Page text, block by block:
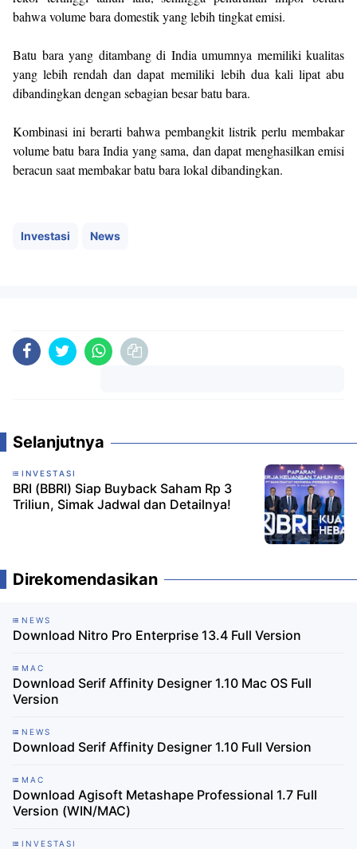
bahwa volume bara domestik yang lebih tingkat emisi.
Batu bara yang ditambang di India umumnya memiliki kualitas
yang lebih rendah dan dapat memiliki lebih dua kali lipat abu
dibandingkan dengan sebagian besar batu bara.
Kombinasi ini berarti bahwa pembangkit listrik perlu membakar
volume batu bara India yang sama, dan dapat menghasilkan emisi
beracun saat membakar batu bara lokal dibandingkan.
Investasi News
Selanjutnya
INVESTASI
BRI (BBRI) Siap Buyback Saham Rp 3
Triliun, Simak Jadwal dan Detailnya!
Direkomendasikan
NEWS
Download Nitro Pro Enterprise 13.4 Full Version
MAC
Download Serif Affinity Designer 1.10 Mac OS Full
Version
NEWS
Download Serif Affinity Designer 1.10 Full Version
MAC
Download Agisoft Metashape Professional 1.7 Full
Version (WIN/MAC)
INVESTASI